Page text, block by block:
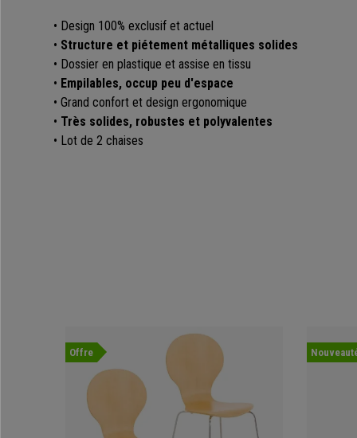
• Design 100% exclusif et actuel
• Structure et piétement métalliques solides
• Dossier en plastique et assise en tissu
• Empilables, occup peu d'espace
• Grand confort et design ergonomique
• Très solides, robustes et polyvalentes
• Lot de 2 chaises
Offre